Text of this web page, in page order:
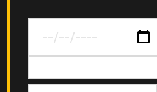
van
jouw